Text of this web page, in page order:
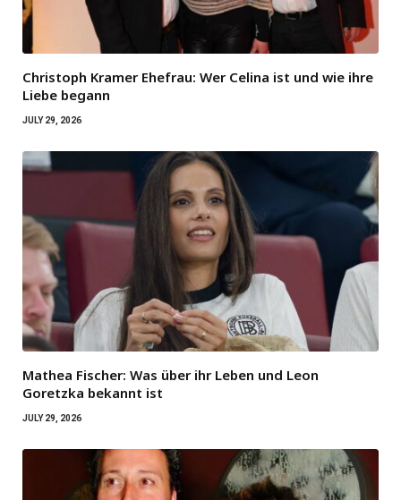
Christoph Kramer Ehefrau: Wer Celina ist und wie ihre
Liebe begann
JULY 29, 2026
Mathea Fischer: Was über ihr Leben und Leon
Goretzka bekannt ist
JULY 29, 2026